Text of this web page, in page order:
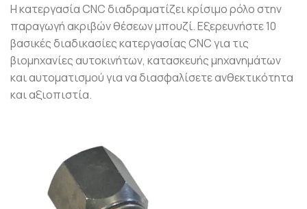
Η κατεργασία CNC διαδραματίζει κρίσιμο ρόλο στην
παραγωγή ακριβών θέσεων μπουζί. Εξερευνήστε 10
βασικές διαδικασίες κατεργασίας CNC για τις
βιομηχανίες αυτοκινήτων, κατασκευής μηχανημάτων
και αυτοματισμού για να διασφαλίσετε ανθεκτικότητα
και αξιοπιστία.